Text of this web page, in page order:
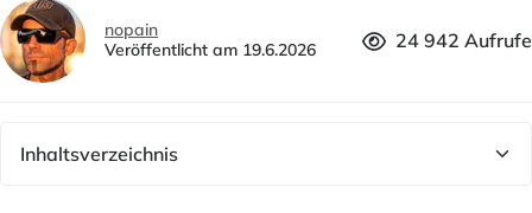
nopain
Veröffentlicht am 19.6.2026
24 942 Aufrufe